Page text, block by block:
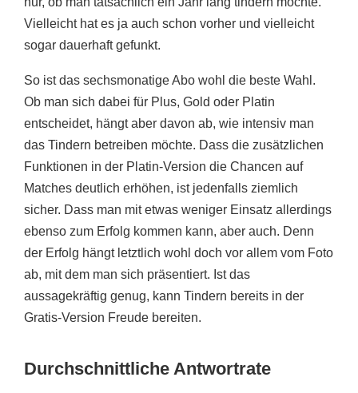
Vielleicht hat es ja auch schon vorher und vielleicht
sogar dauerhaft gefunkt.
So ist das sechsmonatige Abo wohl die beste Wahl.
Ob man sich dabei für Plus, Gold oder Platin
entscheidet, hängt aber davon ab, wie intensiv man
das Tindern betreiben möchte. Dass die zusätzlichen
Funktionen in der Platin-Version die Chancen auf
Matches deutlich erhöhen, ist jedenfalls ziemlich
sicher. Dass man mit etwas weniger Einsatz allerdings
ebenso zum Erfolg kommen kann, aber auch. Denn
der Erfolg hängt letztlich wohl doch vor allem vom Foto
ab, mit dem man sich präsentiert. Ist das
aussagekräftig genug, kann Tindern bereits in der
Gratis-Version Freude bereiten.
Durchschnittliche Antwortrate